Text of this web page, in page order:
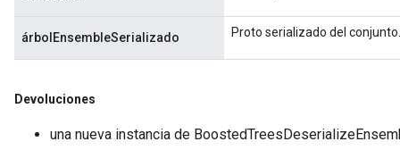
árbolEnsembleSerializado Proto serializado del conjunto.
Devoluciones
una nueva instancia de